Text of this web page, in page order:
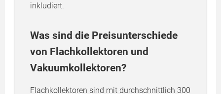
inkludiert.
Was sind die Preisunterschiede
von Flachkollektoren und
Vakuumkollektoren?
Flachkollektoren sind mit durchschnittlich 300